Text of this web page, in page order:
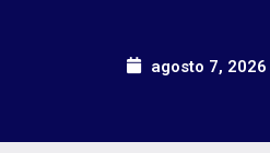
agosto 7, 2026